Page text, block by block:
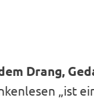
Drang,
„ist